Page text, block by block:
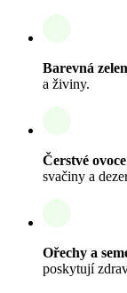
Barevná
a živiny.
Čerstvé
svačiny a
Ořechy a
poskytují